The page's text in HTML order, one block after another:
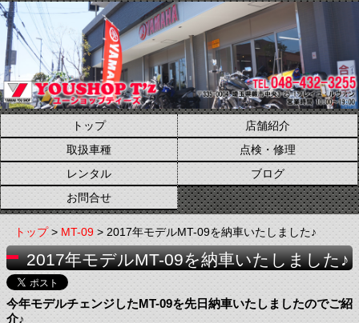
トップ
店舗紹介
取扱車種
点検・修理
レンタル
ブログ
お問合せ
トップ>MT-09> 2017年モデルMT-09を納車いたしました♪
2017年モデルMT-09を納車いたしました♪
今年モデルチェンジしたMT-09を先日納車いたしましたのでご紹
介♪